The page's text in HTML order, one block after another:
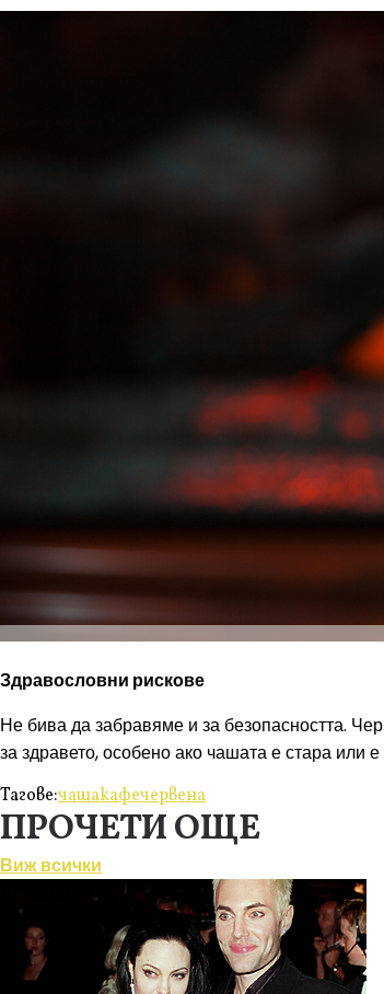
Здравословни рискове
Не бива да забравяме и за безопасността.
за здравето, особено ако чашата е стара или
Тагове:чашакафечервена
ПРОЧЕТИ ОЩЕ
Виж всички